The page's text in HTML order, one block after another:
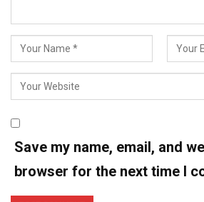
Save my name, email, and
browser for the next time I